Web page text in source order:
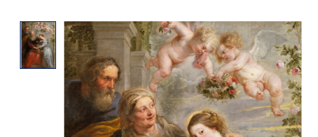
Product image slideshow Items